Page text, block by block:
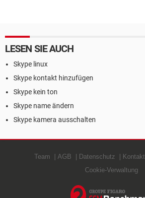
LESEN SIE AUCH
Skype linux
Skype kontakt hinzufügen
Skype kein ton
Skype name ändern
Skype kamera ausschalten
Team AGB Datenschutz Kontakt
Cookie-Verwaltung